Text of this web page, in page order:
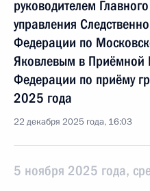
руководителем
управления
Федерации по
Яковлевым в Приёмной
Федерации по приёму
2025 года
22 декабря 2025 года, 16:03
5 ноября 2025 года,